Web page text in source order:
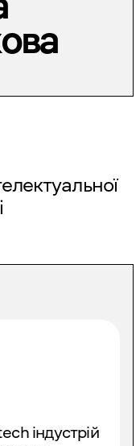
індустрій